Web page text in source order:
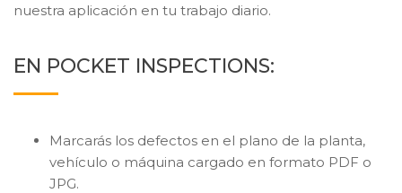
nuestra aplicación en tu trabajo diario.
EN POCKET INSPECTIONS:
Marcarás los defectos en el plano de la planta,
vehículo o máquina cargado en formato PDF o
JPG.